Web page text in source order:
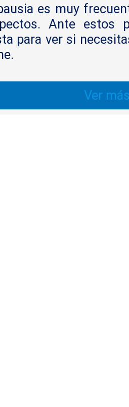
es muy
Ante estos
para ver si
Ver